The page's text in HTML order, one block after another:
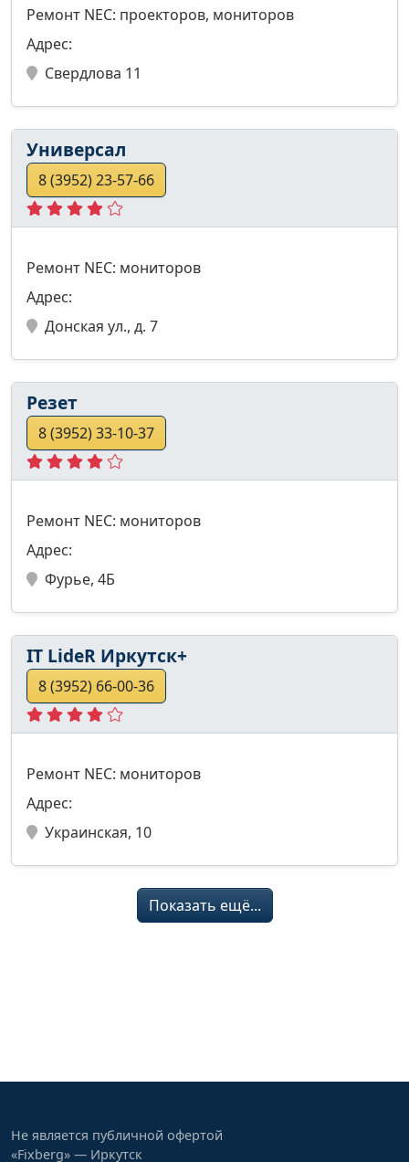
Ремонт NEC: проекторов, мониторов
Адрес:
Свердлова 11
Универсал
8 (3952) 23-57-66
Ремонт NEC: мониторов
Адрес:
Донская ул., д. 7
Резет
8 (3952) 33-10-37
Ремонт NEC: мониторов
Адрес:
Фурье, 4Б
IT LideR Иркутск+
8 (3952) 66-00-36
Ремонт NEC: мониторов
Адрес:
Украинская, 10
Показать ещё...
Не является публичной офертой
«Fixberg» — Иркутск